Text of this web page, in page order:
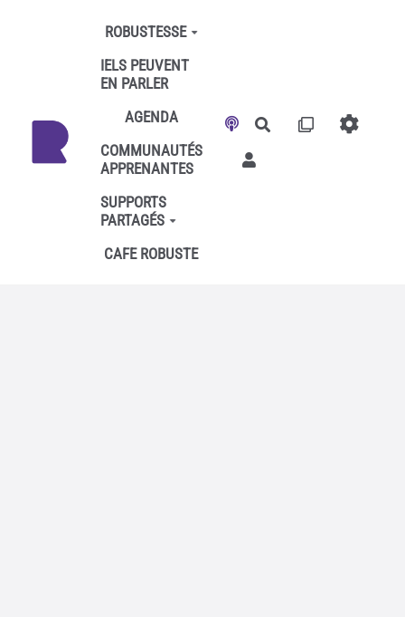
Aller au contenu principal
ROBUSTESSE
IELS PEUVENT
EN PARLER
AGENDA
COMMUNAUTÉS
APPRENANTES
SUPPORTS
PARTAGÉS
CAFE ROBUSTE
Rechercher